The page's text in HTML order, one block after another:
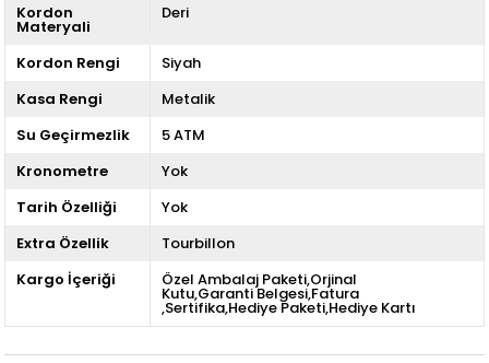
Kordon
Materyali
Deri
Kordon Rengi
Siyah
Kasa Rengi
Metalik
Su Geçirmezlik
5 ATM
Kronometre
Yok
Tarih Özelliği
Yok
Extra Özellik
Tourbillon
Kargo İçeriği
Özel Ambalaj Paketi,Orjinal
Kutu,Garanti Belgesi,Fatura
,Sertifika,Hediye Paketi,Hediye Kartı